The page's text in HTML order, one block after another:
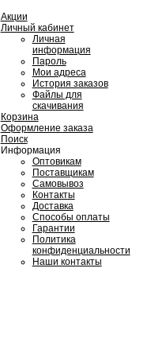
Акции
Личный кабинет
Личная
информация
Пароль
Мои адреса
История заказов
Файлы для
скачивания
Корзина
Оформление заказа
Поиск
Информация
Оптовикам
Поставщикам
Самовывоз
Контакты
Доставка
Способы оплаты
Гарантии
Политика
конфиденциальности
Наши контакты